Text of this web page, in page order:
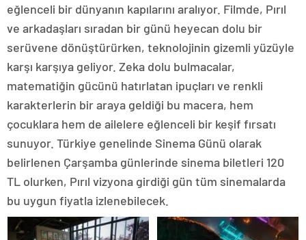
eğlenceli bir dünyanın kapılarını aralıyor. Filmde, Pırıl
ve arkadaşları sıradan bir günü heyecan dolu bir
serüvene dönüştürürken, teknolojinin gizemli yüzüyle
karşı karşıya geliyor. Zeka dolu bulmacalar,
matematiğin gücünü hatırlatan ipuçları ve renkli
karakterlerin bir araya geldiği bu macera, hem
çocuklara hem de ailelere eğlenceli bir keşif fırsatı
sunuyor. Türkiye genelinde Sinema Günü olarak
belirlenen Çarşamba günlerinde sinema biletleri 120
TL olurken, Pırıl vizyona girdiği gün tüm sinemalarda
bu uygun fiyatla izlenebilecek.